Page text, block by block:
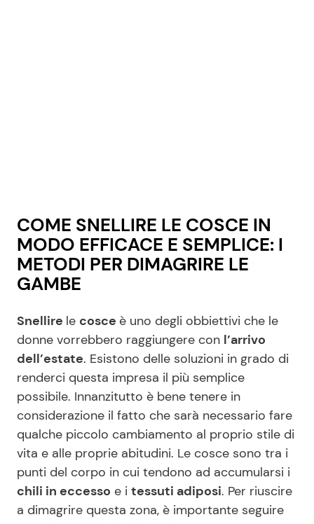
Pubblicità
Privacy Policy
COME SNELLIRE LE COSCE IN
MODO EFFICACE E SEMPLICE: I
METODI PER DIMAGRIRE LE
GAMBE
Snellire le cosce è uno degli obbiettivi che le
donne vorrebbero raggiungere con l’arrivo
dell’estate. Esistono delle soluzioni in grado di
renderci questa impresa il più semplice
possibile. Innanzitutto è bene tenere in
considerazione il fatto che sarà necessario fare
qualche piccolo cambiamento al proprio stile di
vita e alle proprie abitudini. Le cosce sono tra i
punti del corpo in cui tendono ad accumularsi i
chili in eccesso e i tessuti adiposi. Per riuscire
a dimagrire questa zona, è importante seguire